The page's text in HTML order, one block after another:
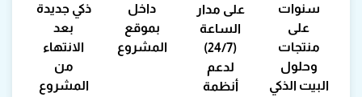
سنوات
على
منتجات
وحلول
البيت الذكي
على مدار
الساعة
(24/7)
لدعم
أنظمة
داخل
بموقع
المشروع
ذكي جديدة
بعد
الانتهاء
من
المشروع